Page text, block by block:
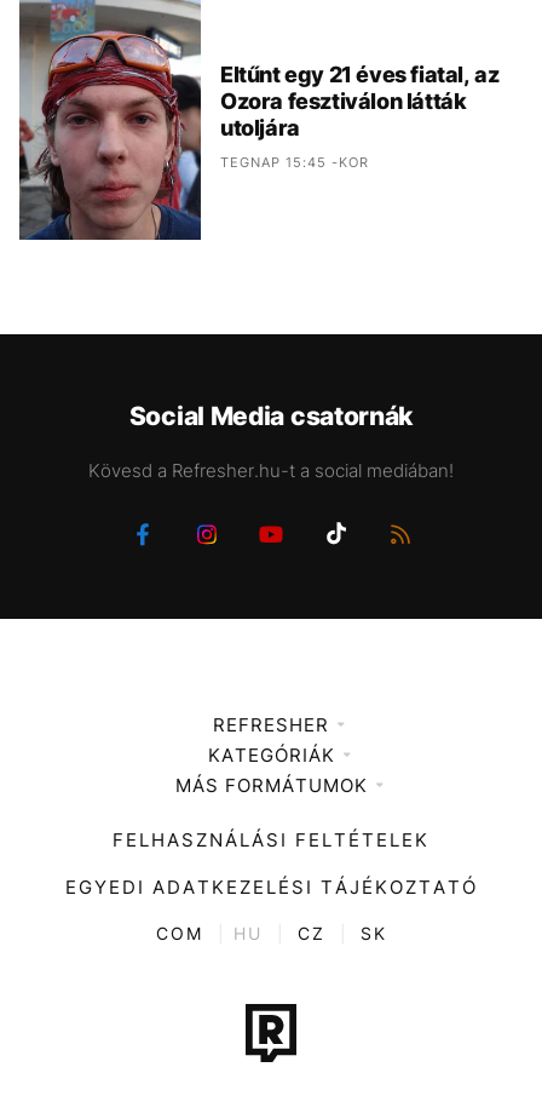
Eltűnt egy 21 éves fiatal, az
Ozora fesztiválon látták
utoljára
TEGNAP 15:45 -KOR
Social Media csatornák
Kövesd a Refresher.hu-t a social mediában!
REFRESHER
Médiaajánlat
KATEGÓRIÁK
Zene
Divat
Kultúra
ENTR
Tech-Tudomány
Sport
MÁS FORMÁTUMOK
FELHASZNÁLÁSI FELTÉTELEK
EGYEDI ADATKEZELÉSI TÁJÉKOZTATÓ
COM HU CZ SK